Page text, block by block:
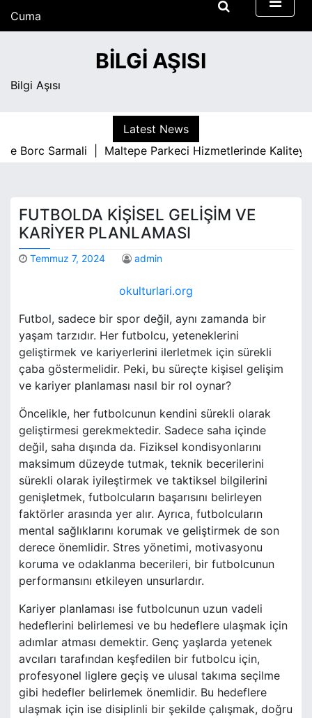
Cuma
Ağustos 7, 2026
BILGI AŞISI
Bilgi Aşısı
Latest News
Borc Sarmali |Maltepe Parkeci Hizmetlerinde Kaliteyi
FUTBOLDA KIŞISEL GELIŞIM VE
KARIYER PLANLAMASI
Temmuz 7, 2024 admin
okulturlari.org
Futbol, sadece bir spor değil, aynı zamanda bir
yaşam tarzıdır. Her futbolcu, yeteneklerini
geliştirmek ve kariyerlerini ilerletmek için sürekli
çaba göstermelidir. Peki, bu süreçte kişisel gelişim
ve kariyer planlaması nasıl bir rol oynar?
Öncelikle, her futbolcunun kendini sürekli olarak
geliştirmesi gerekmektedir. Sadece saha içinde
değil, saha dışında da. Fiziksel kondisyonlarını
maksimum düzeyde tutmak, teknik becerilerini
sürekli olarak iyileştirmek ve taktiksel bilgilerini
genişletmek, futbolcuların başarısını belirleyen
faktörler arasında yer alır. Ayrıca, futbolcuların
mental sağlıklarını korumak ve geliştirmek de son
derece önemlidir. Stres yönetimi, motivasyonu
koruma ve odaklanma becerileri, bir futbolcunun
performansını etkileyen unsurlardır.
Kariyer planlaması ise futbolcunun uzun vadeli
hedeflerini belirlemesi ve bu hedeflere ulaşmak için
adımlar atması demektir. Genç yaşlarda yetenek
avcıları tarafından keşfedilen bir futbolcu için,
profesyonel liglere geçiş ve ulusal takıma seçilme
gibi hedefler belirlemek önemlidir. Bu hedeflere
ulaşmak için ise disiplinli bir şekilde çalışmak, doğru